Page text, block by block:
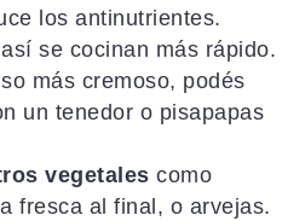
los antinutrientes.
se cocinan más rápido.
más cremoso, podés
un tenedor o pisapapas
vegetales como
fresca al final, o arvejas.